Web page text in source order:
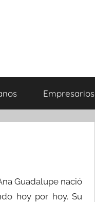
Empresarios
Guadalupe nació
hoy por hoy. Su